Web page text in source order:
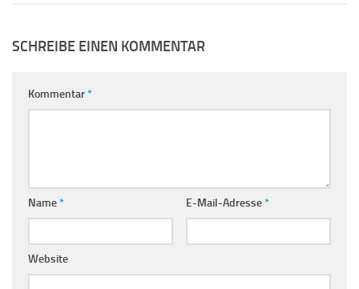
SCHREIBE EINEN KOMMENTAR
Kommentar*
Name* E-Mail-Adresse*
Website